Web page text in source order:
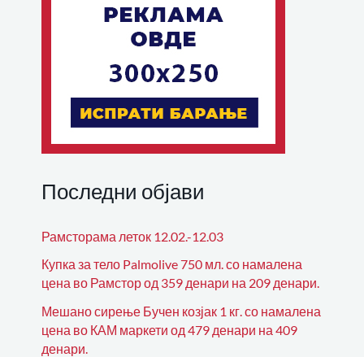
Последни објави
Рамсторама леток 12.02.-12.03
Купка за тело Palmolive 750 мл. со намалена
цена во Рамстор од 359 денари на 209 денари.
Мешано сирење Бучен козјак 1 кг. со намалена
цена во КАМ маркети од 479 денари на 409
денари.